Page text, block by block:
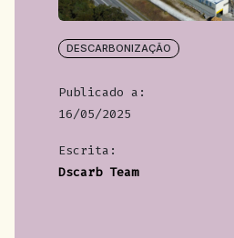
DESCARBONIZAÇÃO
Publicado a:
16/05/2025
Escrita:
Dscarb Team